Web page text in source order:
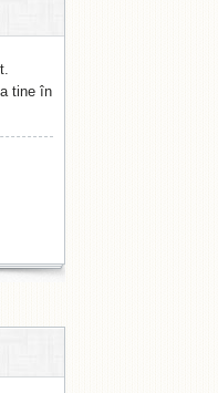
tine în